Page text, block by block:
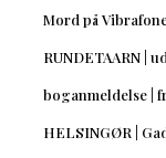
Mord på
RUNDETAARN |
boganmeldelse |
HELSINGØR |